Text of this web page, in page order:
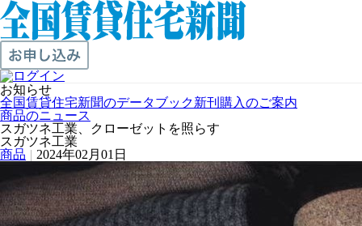
お知らせ
全国賃貸住宅新聞のデータブック新刊購入のご案内
商品のニュース
スガツネ工業、クローゼットを照らす
スガツネ工業
商品 | 2024年02月01日